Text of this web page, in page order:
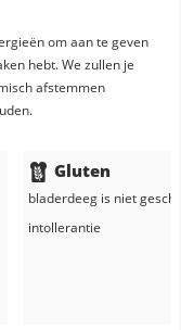
om aan te geven
hebt. We zullen je
afstemmen
Gluten
bladerdeegis niet
intollerantie